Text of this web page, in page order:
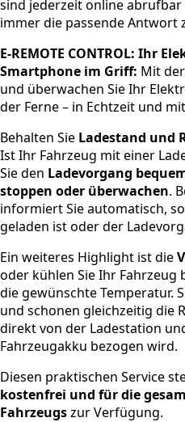
sind jederzeit online abrufbar
immer die passende Antwort
E-REMOTE CONTROL: Ihr
Smartphone im Griff: Mit der
und überwachen Sie Ihr
der Ferne – in Echtzeit und
Behalten Sie Ladestand und
Ist Ihr Fahrzeug mit einer
Sie den Ladevorgang
stoppen oder überwachen.
informiert Sie automatisch,
geladen ist oder der
Ein weiteres Highlight ist die
oder kühlen Sie Ihr
die gewünschte Temperatur.
und schonen gleichzeitig die
direkt von der Ladestation
Fahrzeugakku bezogen wird.
Diesen praktischen Service
kostenfrei und für die
Fahrzeugszur Verfügung.